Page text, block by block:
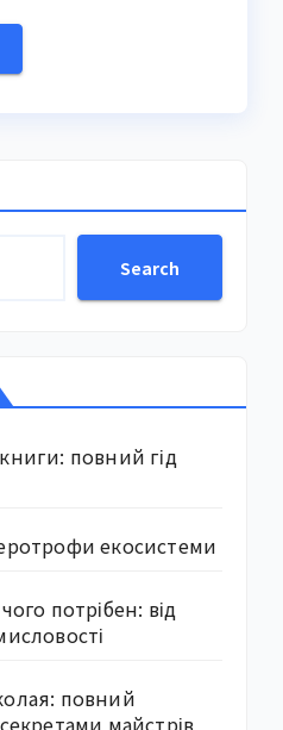
Search
повний гід
екосистеми
потрібен: від
повний